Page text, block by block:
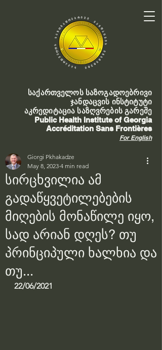
საქართველოს საზოგადოებრივი
ჯანდაცვის ინსტიტუტი
აკრედიტაცია საზღვრების გარეშე
Public Health Institute of Georgia
Accréditation Sans Frontières
For English
სირცხვილია ამ
გადაწყვეტილებების
მიღების მონაწილე იყო,
სად არიან დღეს? თუ
პრინციპული ხალხია და
თუ...
Giorgi Pkhakadze
May 8, 2023 4 min read
22/06/2021